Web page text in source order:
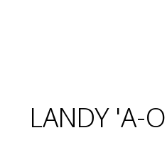
LANDY 'A-